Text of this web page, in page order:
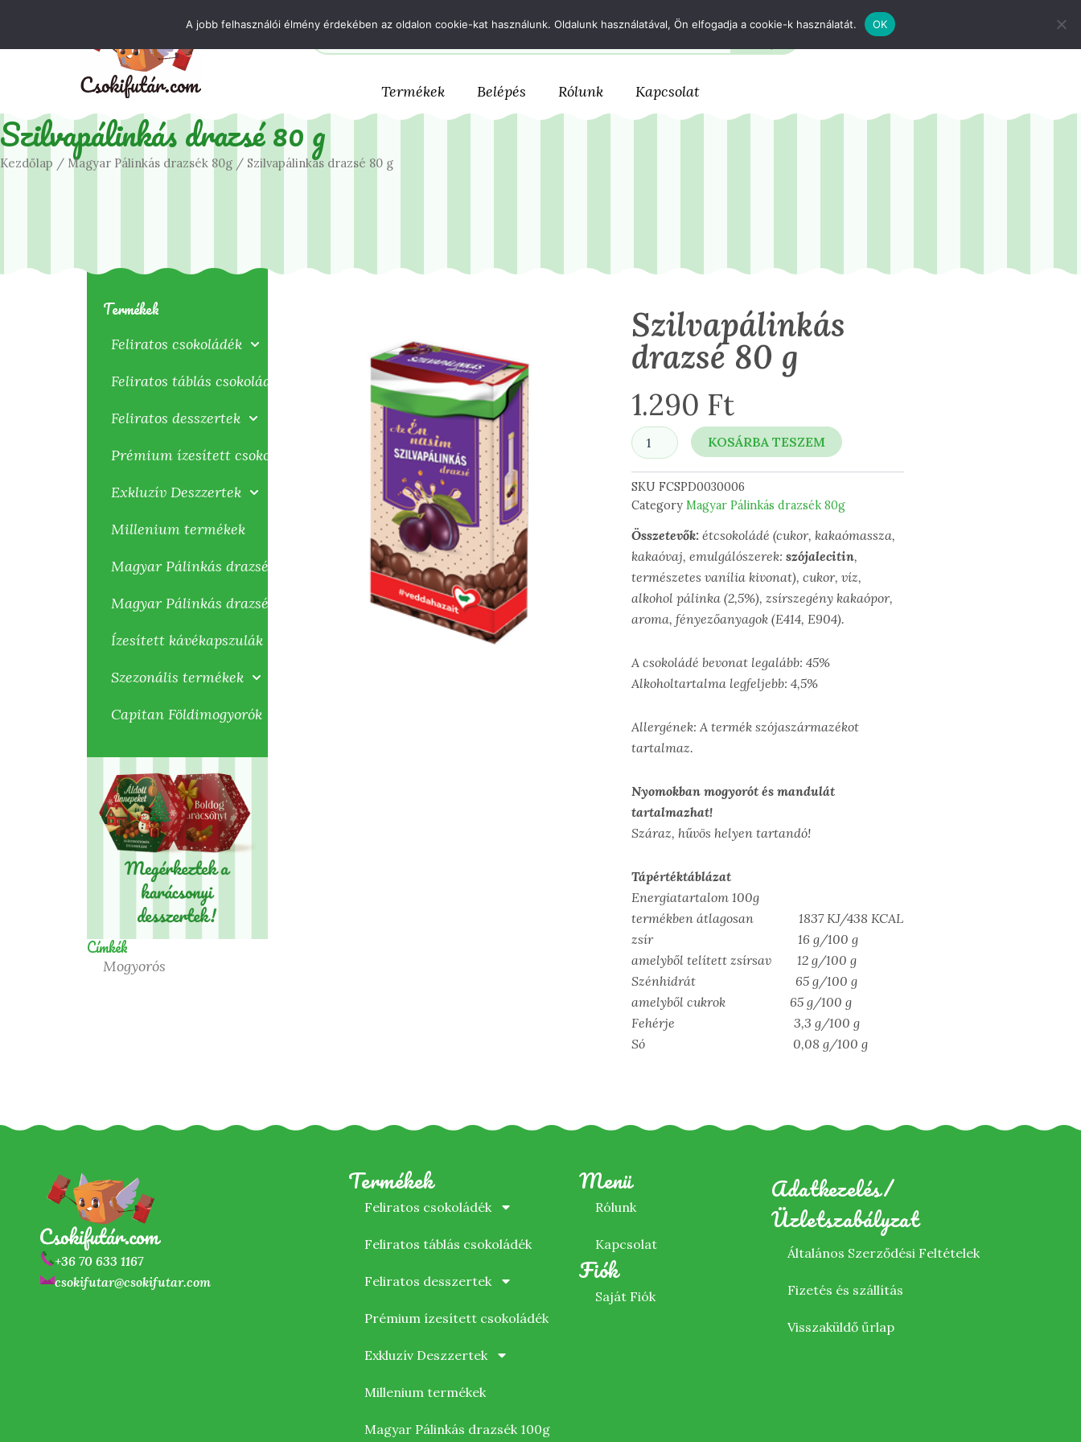
content
Search
Termékek Belépés Rólunk Kapcsolat
Szilvapálinkás drazsé 80 g
Kezdőlap / Magyar Pálinkás drazsék 80g / Szilvapálinkás drazsé 80 g
Termékek
Feliratos csokoládék
Feliratos táblás csokoládék
Feliratos desszertek
Prémium ízesített csokoládék
Exkluzív Deszzertek
Millenium termékek
Magyar Pálinkás drazsék 100g
Magyar Pálinkás drazsék 80g
Ízesített kávékapszulák
Szezonális termékek
Capitan Földimogyorók
Címkék
Mogyorós
Szilvapálinkás
drazsé 80 g
1.290 Ft
Szilvapálinkás
drazsé
g
mennyiség
KOSÁRBA TESZEM
SKU FCSPD0030006
Category Magyar Pálinkás drazsék 80g
Összetevők: étcsokoládé (cukor, kakaómassza,
kakaóvaj, emulgálószerek: szójalecitin,
természetes vanília kivonat), cukor, víz,
alkohol pálinka (2,5%), zsírszegény kakaópor,
aroma, fényezőanyagok (E414, E904).
A csokoládé bevonat legalább: 45%
Alkoholtartalma legfeljebb: 4,5%
Allergének: A termék szójaszármazékot
tartalmaz.
Nyomokban mogyorót és mandulát
tartalmazhat!
Száraz, hűvös helyen tartandó!
Tápértéktáblázat
Energiatartalom 100g
termékben átlagosan 1837 KJ/438 KCAL
zsír 16 g/100 g
amelyből telített zsírsav 12 g/100 g
Szénhidrát 65 g/100 g
amelyből cukrok 65 g/100 g
Fehérje 3,3 g/100 g
Só 0,08 g/100 g
+36 70 633 1167
csokifutar@csokifutar.com
Termékek
Feliratos csokoládék
Feliratos táblás csokoládék
Feliratos desszertek
Prémium ízesített csokoládék
Exkluzív Deszzertek
Millenium termékek
Magyar Pálinkás drazsék 100g
Menü
Rólunk
Kapcsolat
Fiók
Saját Fiók
Adatkezelés/
Üzletszabályzat
Általános Szerződési Feltételek
Fizetés és szállítás
Visszaküldő űrlap
A jobb felhasználói élmény érdekében az oldalon cookie-kat használunk. Oldalunk használatával, Ön elfogadja a cookie-k használatát. OK